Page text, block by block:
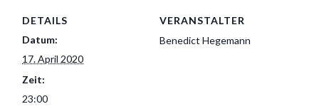
DETAILS
Datum:
17. April 2020
Zeit:
23:00
VERANSTALTER
Benedict Hegemann